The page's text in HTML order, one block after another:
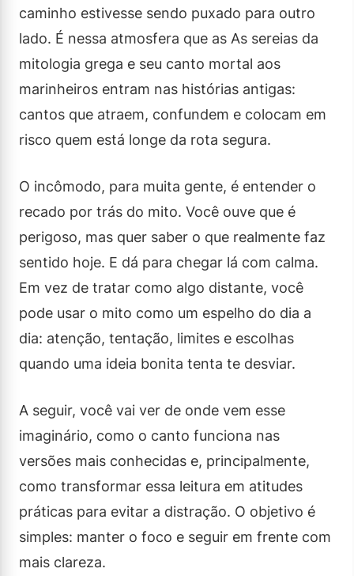
caminho estivesse sendo puxado para outro
lado. É nessa atmosfera que as As sereias da
mitologia grega e seu canto mortal aos
marinheiros entram nas histórias antigas:
cantos que atraem, confundem e colocam em
risco quem está longe da rota segura.
O incômodo, para muita gente, é entender o
recado por trás do mito. Você ouve que é
perigoso, mas quer saber o que realmente faz
sentido hoje. E dá para chegar lá com calma.
Em vez de tratar como algo distante, você
pode usar o mito como um espelho do dia a
dia: atenção, tentação, limites e escolhas
quando uma ideia bonita tenta te desviar.
A seguir, você vai ver de onde vem esse
imaginário, como o canto funciona nas
versões mais conhecidas e, principalmente,
como transformar essa leitura em atitudes
práticas para evitar a distração. O objetivo é
simples: manter o foco e seguir em frente com
mais clareza.